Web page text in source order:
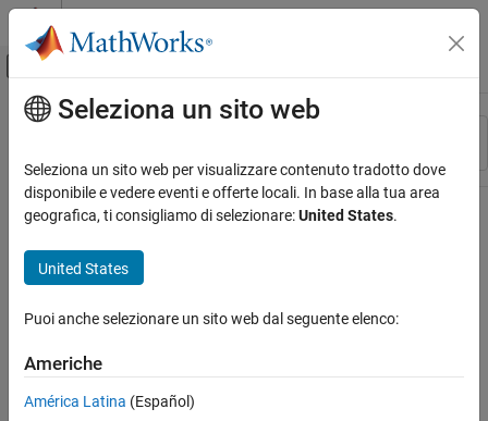
Vai al contenuto
Attiva/disattiva menu di navigazione
Risorsa
Stato
Contenuto principale
Seleziona un sito web
Seleziona un sito web per visualizzare contenuto tradotto dove
disponibile e vedere eventi e offerte locali. In base alla tua area
geografica, ti consigliamo di selezionare:United States.
United States
Puoi anche selezionare un sito web dal seguente elenco:
Americhe
América Latina (Español)